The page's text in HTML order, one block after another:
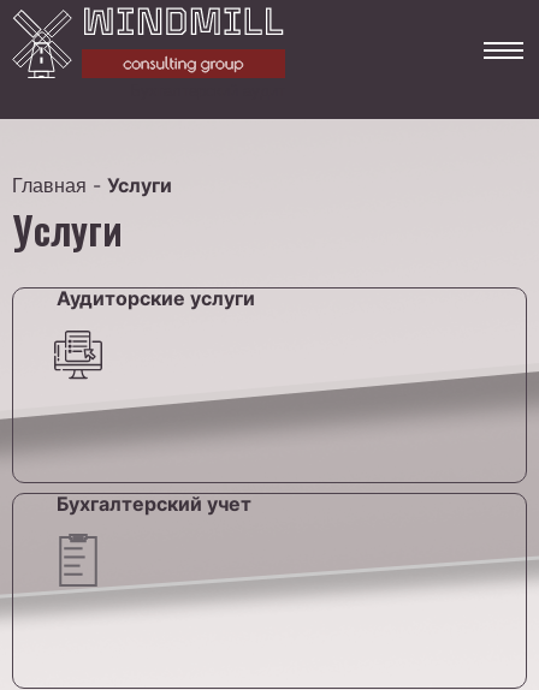
Главная - Услуги
Услуги
Аудиторские услуги
Бухгалтерский учет